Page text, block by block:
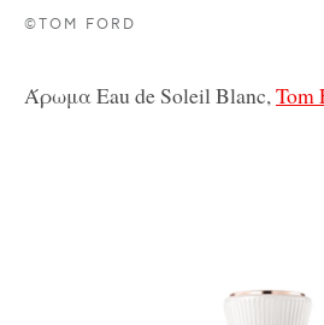
©TOM FORD
Άρωμα Eau de Soleil Blanc,Tom